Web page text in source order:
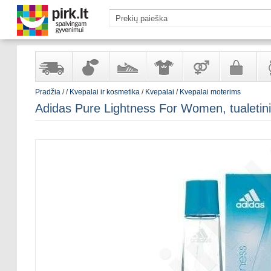
sandėlyjeir
kosmetika
ir
aksesuarai
suaugusiems
ir
Pradžia// Kvepalai ir kosmetika/ Kvepalai / Kvepalai moterims
Adidas Pure Lightness For Women,